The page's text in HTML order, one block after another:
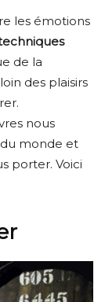
les émotions
de la
des plaisirs
nous
monde et
porter. Voici